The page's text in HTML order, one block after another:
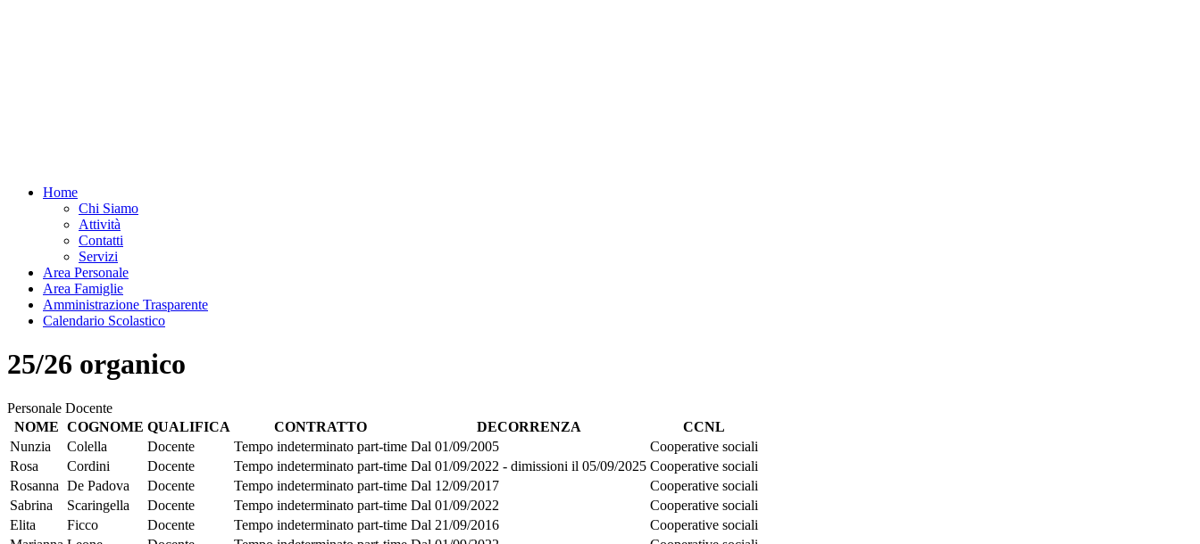
Home
Chi Siamo
Attività
Contatti
Servizi
Area Personale
Area Famiglie
Amministrazione Trasparente
Calendario Scolastico
25/26 organico
Personale Docente
NOME COGNOME QUALIFICA CONTRATTO DECORRENZA
CCNL
Nunzia
Colella Docente Tempo indeterminato part-time Dal 01/09/2005
Cooperative sociali
Rosa
Cordini Docente Tempo indeterminato part-time Dal 01/09/2022 - dimissioni il 05/09/2025 Cooperative sociali
Rosanna De Padova Docente Tempo indeterminato part-time Dal 12/09/2017
Cooperative sociali
Sabrina
Scaringella Docente Tempo indeterminato part-time Dal 01/09/2022
Cooperative sociali
Elita
Ficco Docente Tempo indeterminato part-time Dal 21/09/2016
Cooperative sociali